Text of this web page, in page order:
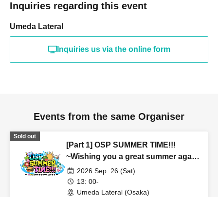
Inquiries regarding this event
Umeda Lateral
Inquiries us via the online form
Events from the same Organiser
Sold out
[Part 1] OSP SUMMER TIME!!!
~Wishing you a great summer again
this year~
2026 Sep. 26 (Sat)
13: 00-
Umeda Lateral (Osaka)